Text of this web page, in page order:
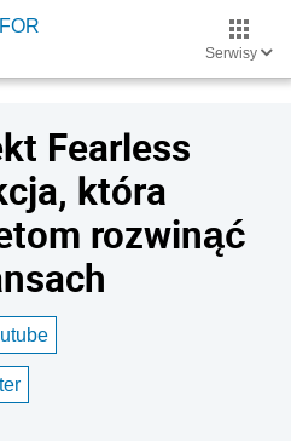
Serwisy
Fearless
która
rozwinąć